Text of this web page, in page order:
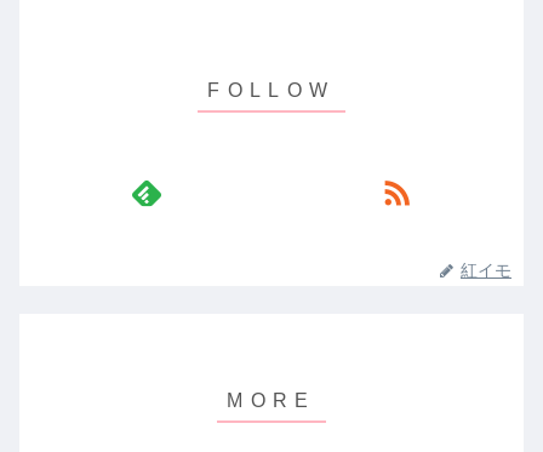
紅イモ